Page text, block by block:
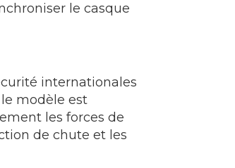
le casque
internationales
le modèle est
les forces de
de chute et les